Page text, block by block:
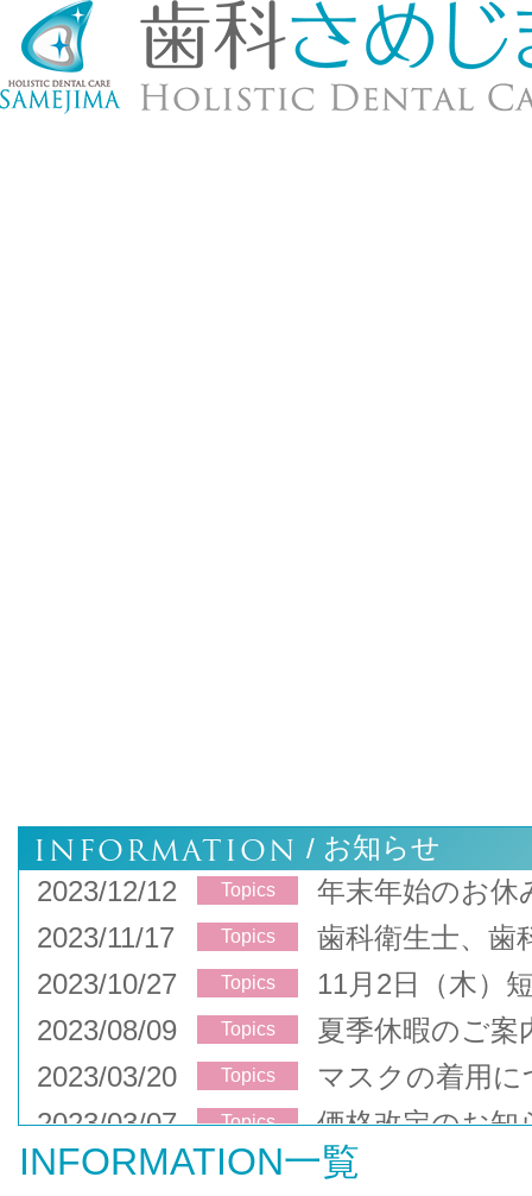
INFORMATION / お知らせ
2023/12/12
Topics
年末年始のお休
2023/11/17
Topics
歯科衛生士、歯
2023/10/27
Topics
11月2日（木）
2023/08/09
Topics
夏季休暇のご案
2023/03/20
Topics
マスクの着用に
2023/03/07
Topics 価格改定のお知
INFORMATION一覧